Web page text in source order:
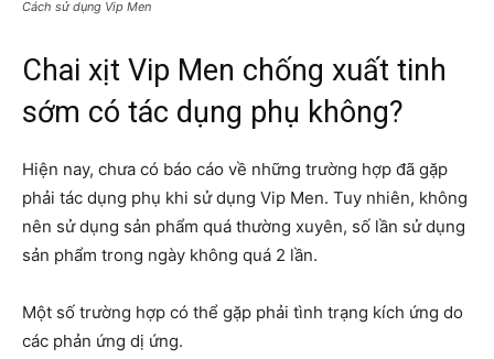
Cách sử dụng Vip Men
Chai xịt Vip Men chống xuất tinh
sớm có tác dụng phụ không?
Hiện nay, chưa có báo cáo về những trường hợp đã gặp
phải tác dụng phụ khi sử dụng Vip Men. Tuy nhiên, không
nên sử dụng sản phẩm quá thường xuyên, số lần sử dụng
sản phẩm trong ngày không quá 2 lần.
Một số trường hợp có thể gặp phải tình trạng kích ứng do
các phản ứng dị ứng.